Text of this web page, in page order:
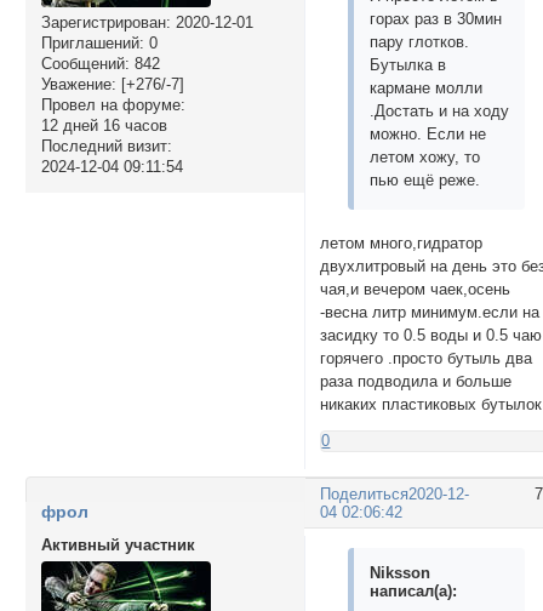
Зарегистрирован: 2020-12-01
Приглашений: 0
Сообщений: 842
Уважение: [+276/-7]
Провел на форуме:
12 дней 16 часов
Последний визит:
2024-12-04 09:11:54
горах раз в 30мин
пару глотков.
Бутылка в
кармане молли
.Достать и на ходу
можно. Если не
летом хожу, то
пью ещё реже.
летом много,гидратор
двухлитровый на день это
чая,и вечером чаек,осень
-весна литр минимум.если на
засидку то 0.5 воды и 0.5 чаю
горячего .просто бутыль два
раза подводила и больше
никаких пластиковых
0
Поделиться2020-12-
04 02:06:42
фрол
Активный участник
Niksson
написал(а):